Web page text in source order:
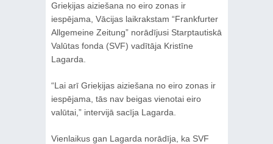
Grieķijas aiziešana no eiro zonas ir
iespējama, Vācijas laikrakstam “Frankfurter
Allgemeine Zeitung” norādījusi Starptautiskā
Valūtas fonda (SVF) vadītāja Kristīne
Lagarda.
“Lai arī Grieķijas aiziešana no eiro zonas ir
iespējama, tās nav beigas vienotai eiro
valūtai,” intervijā sacīja Lagarda.
Vienlaikus gan Lagarda norādīja, ka SVF